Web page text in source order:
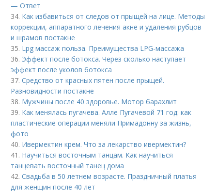
— Ответ
34. Как избавиться от следов от прыщей на лице. Методы
коррекции, аппаратного лечения акне и удаления рубцов
и шрамов постакне
35. Lpg массаж польза. Преимущества LPG-массажа
36. Эффект после ботокса. Через сколько наступает
эффект после уколов ботокса
37.Средство от красных пятен после прыщей.
Разновидности постакне
38. Мужчины после 40 здоровье. Мотор барахлит
39. Как менялась пугачева. Алле Пугачевой 71 год: как
пластические операции меняли Примадонну за жизнь,
фото
40. Ивермектин крем. Что за лекарство ивермектин?
41. Научиться восточным танцам. Как научиться
танцевать восточный танец дома
42.Свадьба в 50 летнем возрасте. Праздничный платья
для женщин после 40 лет